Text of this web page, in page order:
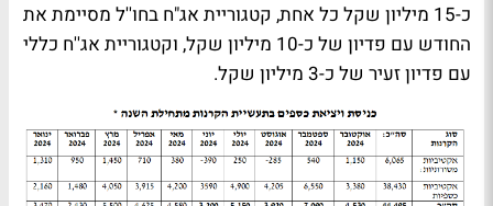
כ-15 מיליון שקל כל אחת, קטגוריית אג"ח בחו''ל מסיימת את
החודש עם פדיון של כ-10 מיליון שקל, וקטגוריית אג''ח כללי
עם פדיון זעיר של כ-3 מיליון שקל.